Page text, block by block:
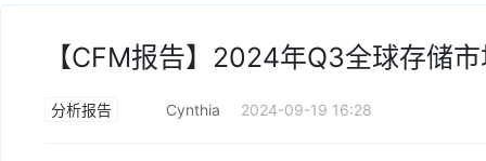
【CFM报告】2024年Q3全球存储
分析报告 Cynthia 2024-09-19 16:28